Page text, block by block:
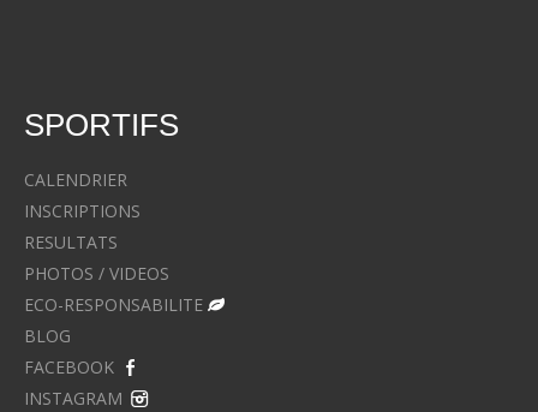
SPORTIFS
CALENDRIER
INSCRIPTIONS
RESULTATS
PHOTOS / VIDEOS
ECO-RESPONSABILITE
BLOG
FACEBOOK
INSTAGRAM